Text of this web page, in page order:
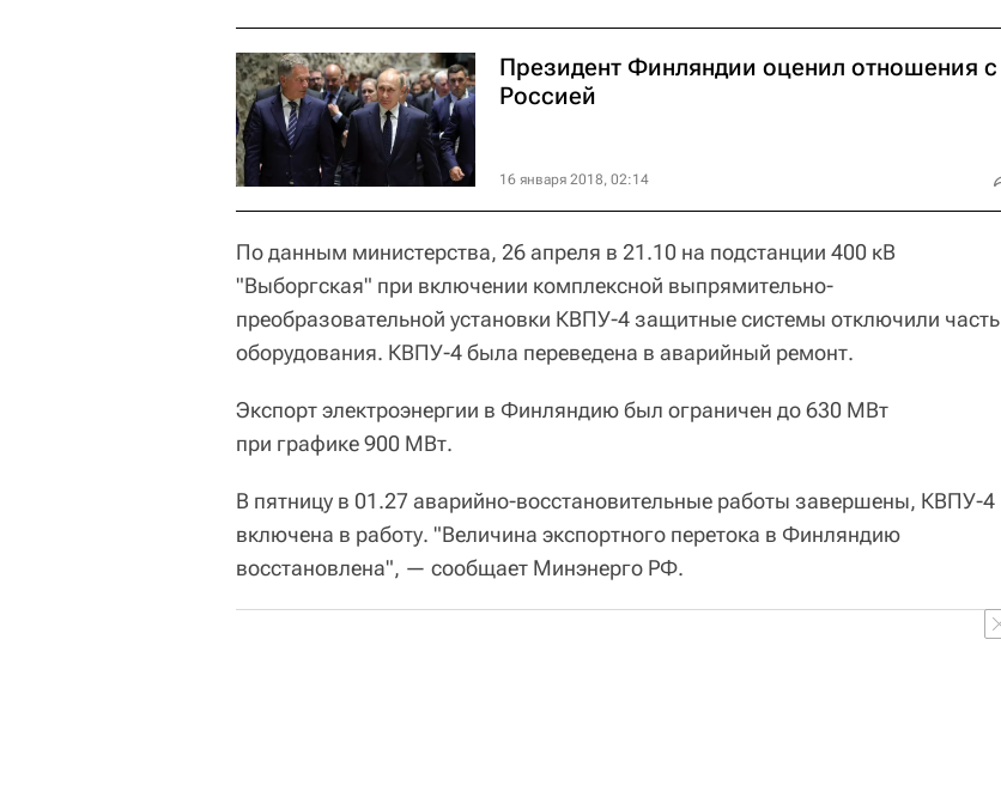
Президент Финляндии оценил отношения с
Россией
16 января 2018, 02:14
По данным министерства, 26 апреля в 21.10 на подстанции 400 кВ
"Выборгская" при включении комплексной выпрямительно-
преобразовательной установки КВПУ-4 защитные системы отключили часть
оборудования. КВПУ-4 была переведена в аварийный ремонт.
Экспорт электроэнергии в Финляндию был ограничен до 630 МВт
при графике 900 МВт.
В пятницу в 01.27 аварийно-восстановительные работы завершены, КВПУ-4
включена в работу. "Величина экспортного перетока в Финляндию
восстановлена", — сообщает Минэнерго РФ.